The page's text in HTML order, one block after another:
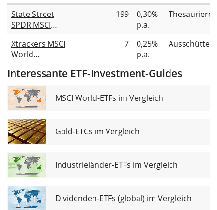
State Street
SPDR MSCI
World
Industrials
UCITS ETF USD
199
0,30%
p.a.
Xtrackers MSCI
World
Industrials
UCITS ETF 1D
7
0,25%
p.a.
Interessante ETF-Investment-Guides
MSCI World-ETFs im Vergleich
Gold-ETCs im Vergleich
Industrieländer-ETFs im Vergleich
Dividenden-ETFs (global) im Vergleich